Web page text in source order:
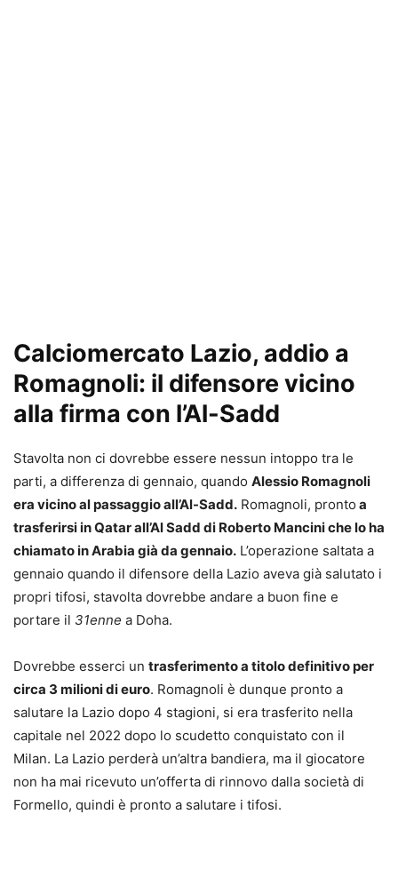
Calciomercato Lazio, addio a
Romagnoli: il difensore vicino
alla firma con l’Al-Sadd
Stavolta non ci dovrebbe essere nessun intoppo tra le
parti, a differenza di gennaio, quando Alessio Romagnoli
era vicino al passaggio all’Al-Sadd. Romagnoli, pronto a
trasferirsi in Qatar all’Al Sadd di Roberto Mancini che lo ha
chiamato in Arabia già da gennaio. L’operazione saltata a
gennaio quando il difensore della Lazio aveva già salutato i
propri tifosi, stavolta dovrebbe andare a buon fine e
portare il 31enne a Doha.
Dovrebbe esserci un trasferimento a titolo definitivo per
circa 3 milioni di euro. Romagnoli è dunque pronto a
salutare la Lazio dopo 4 stagioni, si era trasferito nella
capitale nel 2022 dopo lo scudetto conquistato con il
Milan. La Lazio perderà un’altra bandiera, ma il giocatore
non ha mai ricevuto un’offerta di rinnovo dalla società di
Formello, quindi è pronto a salutare i tifosi.